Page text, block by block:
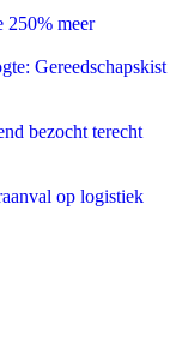
250% meer
Gereedschapskist
bezocht terecht
op logistiek